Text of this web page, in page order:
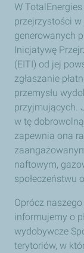
W
przejrzystości
generowanych
Inicjatywę
(EITI) od jej
zgłaszanie
przemysłu
przyjmujących.
w tę
zapewnia ona
naftowym,
społeczeństwu
Oprócz
informujemy o
wydobywcze
terytoriów, w